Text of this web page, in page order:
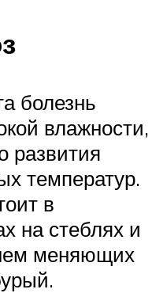
болезнь
влажности,
развития
температур.
в
на стеблях и
меняющих